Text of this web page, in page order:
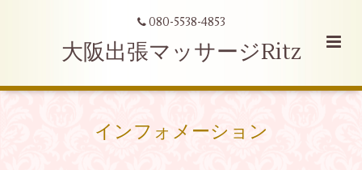
080-5538-4853
大阪出張マッサージRitz
インフォメーション